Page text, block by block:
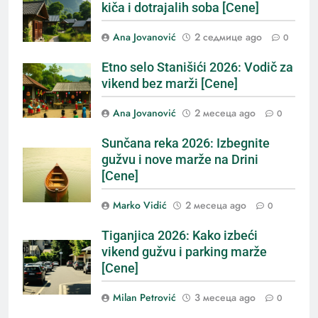
kiča i dotrajalih soba [Cene]
Ana Jovanović 2 седмице ago 0
Etno selo Stanišići 2026: Vodič za
vikend bez marži [Cene]
Ana Jovanović 2 месеца ago 0
Sunčana reka 2026: Izbegnite
gužvu i nove marže na Drini
[Cene]
Marko Vidić 2 месеца ago 0
Tiganjica 2026: Kako izbeći
vikend gužvu i parking marže
[Cene]
Milan Petrović 3 месеца ago 0